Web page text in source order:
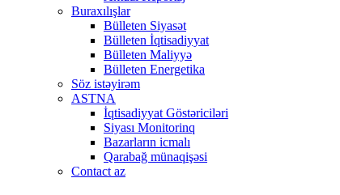
Buraxılışlar
Bülleten Siyasət
Bülleten İqtisadiyyat
Bülleten Maliyyə
Bülleten Energetika
Söz istəyirəm
ASTNA
İqtisadiyyat Göstəriciləri
Siyası Monitorinq
Bazarların icmalı
Qarabağ münaqişəsi
Contact az